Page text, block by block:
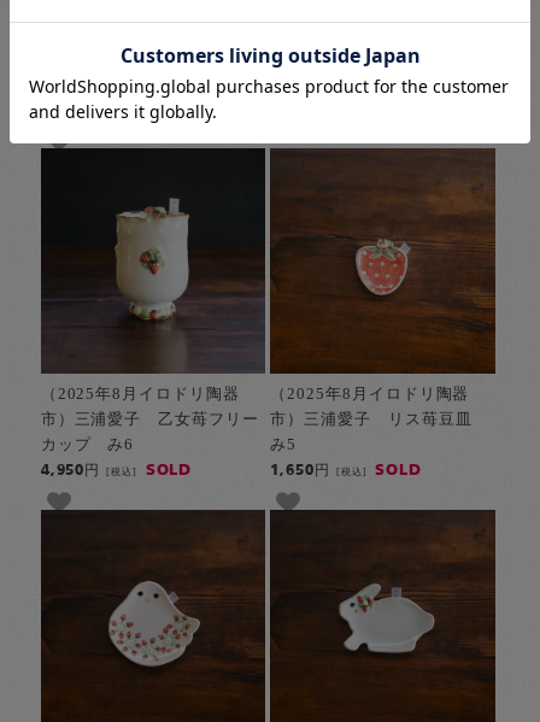
市）三浦愛子 ブルーベリー
＆苺鉢 み8
2,860円[税込] SOLD
市）【1点もの】三浦愛子
ブルーベリー＆苺四角鉢 み
（2025年8月イロドリ陶器
市）三浦愛子 乙女苺フリー
カップ み6
4,950円[税込] SOLD
（2025年8月イロドリ陶器
市）三浦愛子 リス苺豆皿
み5
1,650円 [税込] SOLD